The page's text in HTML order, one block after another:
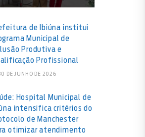
de Ibiúna institui
Municipal de
Produtiva e
Profissional
DE JUNHO DE 2026
Hospital Municipal de
intensifica critérios do
de Manchester
otimizar atendimento